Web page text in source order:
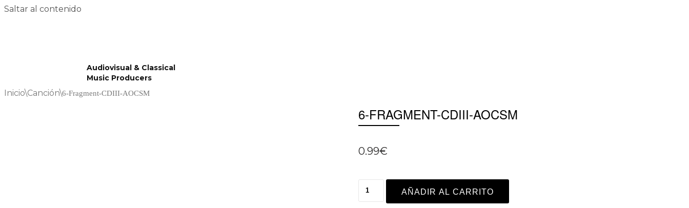
Saltar al contenido
Audiovisual & Classical
Music Producers
Inicio\Canción\6-Fragment-CDIII-AOCSM
6-FRAGMENT-CDIII-AOCSM
0.99€
AÑADIR AL CARRITO